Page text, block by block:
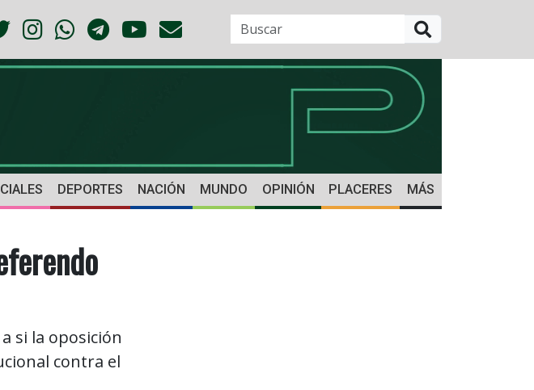
DEPORTES NACIÓN MUNDO OPINIÓN PLACERES MÁS
si la oposición
contra el